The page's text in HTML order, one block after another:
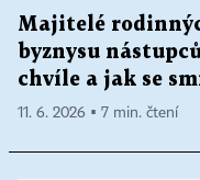
Majitelé
byznysu
chvíle a jak se
11. 6. 2026 ▪ 7 min. čtení